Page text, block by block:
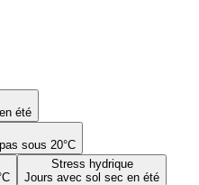
été
sous 20°C
Stress hydrique
Jours avec sol sec en été